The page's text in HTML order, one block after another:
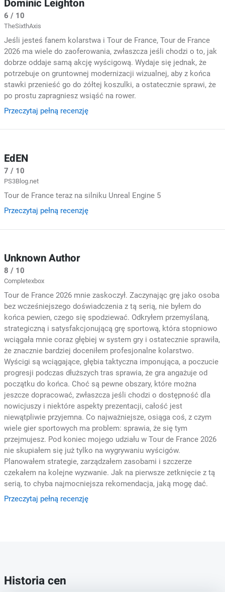
Dominic Leighton
6 / 10
TheSixthAxis
Jeśli jesteś fanem kolarstwa i Tour de France, Tour de France
2026 ma wiele do zaoferowania, zwłaszcza jeśli chodzi o to, jak
dobrze oddaje samą akcję wyścigową. Wydaje się jednak, że
potrzebuje on gruntownej modernizacji wizualnej, aby z końca
stawki przenieść go do żółtej koszulki, a ostatecznie sprawi, że
po prostu zapragniesz wsiąść na rower.
Przeczytaj pełną recenzję
EdEN
7 / 10
PS3Blog.net
Tour de France teraz na silniku Unreal Engine 5
Przeczytaj pełną recenzję
Unknown Author
8 / 10
Completexbox
Tour de France 2026 mnie zaskoczył. Zaczynając grę jako osoba
bez wcześniejszego doświadczenia z tą serią, nie byłem do
końca pewien, czego się spodziewać. Odkryłem przemyślaną,
strategiczną i satysfakcjonującą grę sportową, która stopniowo
wciągała mnie coraz głębiej w system gry i ostatecznie sprawiła,
że znacznie bardziej doceniłem profesjonalne kolarstwo.
Wyścigi są wciągające, głębia taktyczna imponująca, a poczucie
progresji podczas dłuższych tras sprawia, że gra angażuje od
początku do końca. Choć są pewne obszary, które można
jeszcze dopracować, zwłaszcza jeśli chodzi o dostępność dla
nowicjuszy i niektóre aspekty prezentacji, całość jest
niewątpliwie przyjemna. Co najważniejsze, osiąga coś, z czym
wiele gier sportowych ma problem: sprawia, że się tym
przejmujesz. Pod koniec mojego udziału w Tour de France 2026
nie skupiałem się już tylko na wygrywaniu wyścigów.
Planowałem strategie, zarządzałem zasobami i szczerze
czekałem na kolejne wyzwanie. Jak na pierwsze zetknięcie z tą
serią, to chyba najmocniejsza rekomendacja, jaką mogę dać.
Przeczytaj pełną recenzję
Historia cen